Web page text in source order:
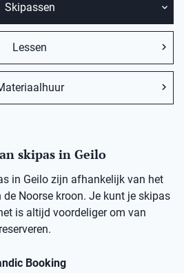
Skipassen
Lessen
skipas in Geilo
in Geilo zijn afhankelijk van het
de Noorse kroon. Je kunt je skipas
is altijd voordeliger om van
Booking